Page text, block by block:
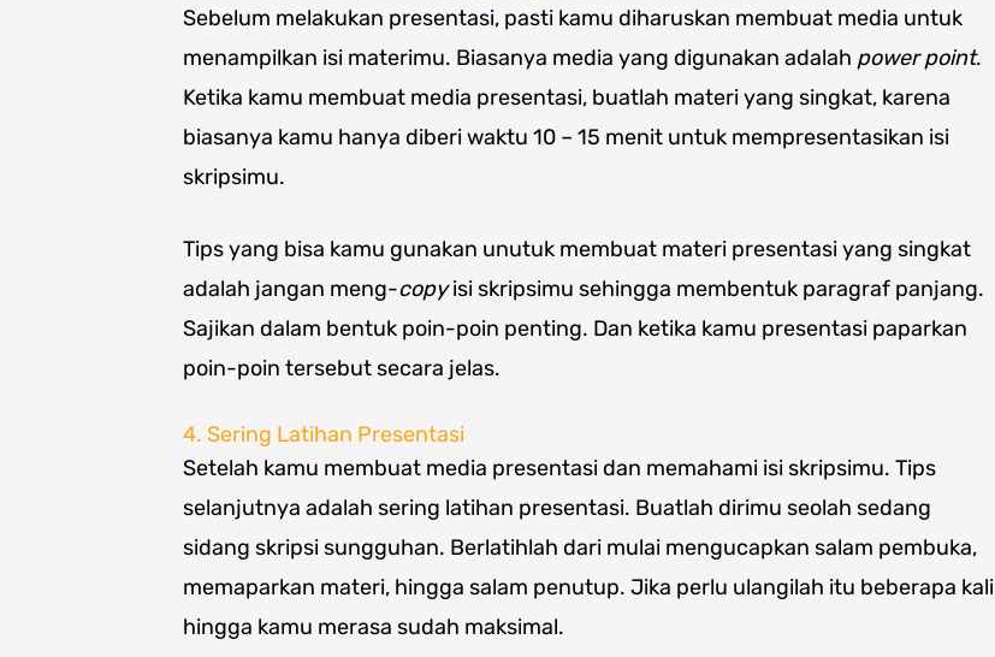
Sebelum melakukan presentasi, pasti kamu diharuskan membuat media untuk
menampilkan isi materimu. Biasanya media yang digunakan adalah power point.
Ketika kamu membuat media presentasi, buatlah materi yang singkat, karena
biasanya kamu hanya diberi waktu 10 – 15 menit untuk mempresentasikan isi
skripsimu.
Tips yang bisa kamu gunakan unutuk membuat materi presentasi yang singkat
adalah jangan meng-copyisi skripsimu sehingga membentuk paragraf panjang.
Sajikan dalam bentuk poin-poin penting. Dan ketika kamu presentasi paparkan
poin-poin tersebut secara jelas.
4. Sering Latihan Presentasi
Setelah kamu membuat media presentasi dan memahami isi skripsimu. Tips
selanjutnya adalah sering latihan presentasi. Buatlah dirimu seolah sedang
sidang skripsi sungguhan. Berlatihlah dari mulai mengucapkan salam pembuka,
memaparkan materi, hingga salam penutup. Jika perlu ulangilah itu beberapa kali
hingga kamu merasa sudah maksimal.